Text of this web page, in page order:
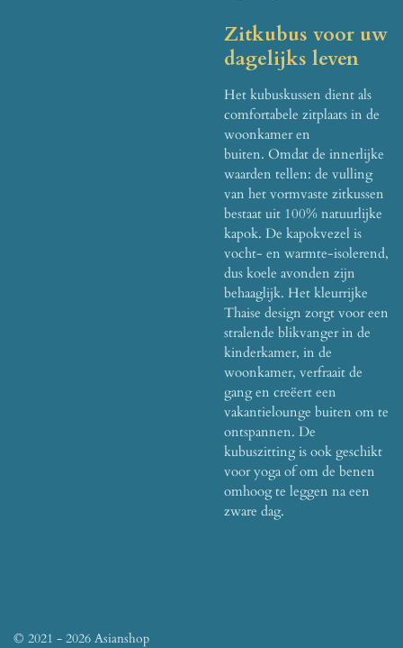
Zitkubus voor uw
dagelijks leven
Het kubuskussen dient als
comfortabele zitplaats in de
woonkamer en
buiten. Omdat de innerlijke
waarden tellen: de vulling
van het vormvaste zitkussen
bestaat uit 100% natuurlijke
kapok. De kapokvezel is
vocht- en warmte-isolerend,
dus koele avonden zijn
behaaglijk. Het kleurrijke
Thaise design zorgt voor een
stralende blikvanger in de
kinderkamer, in de
woonkamer, verfraait de
gang en creëert een
vakantielounge buiten om te
ontspannen. De
kubuszitting is ook geschikt
voor yoga of om de benen
omhoog te leggen na een
zware dag.
© 2021 - 2026 Asianshop